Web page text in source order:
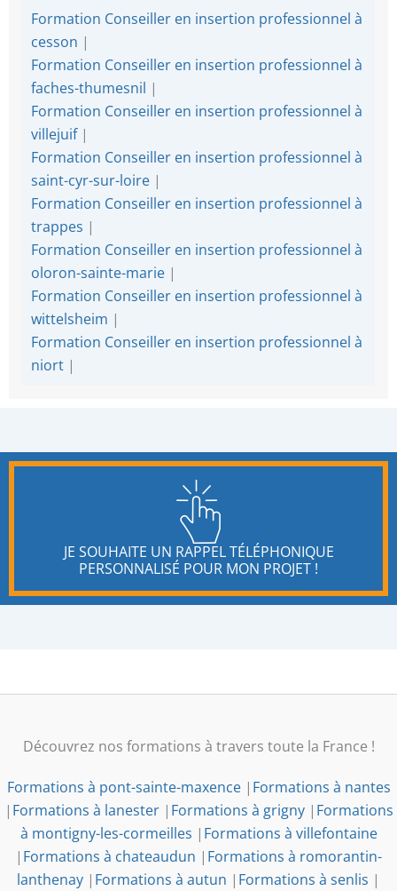
Formation Conseiller en insertion professionnel à
cesson |
Formation Conseiller en insertion professionnel à
faches-thumesnil |
Formation Conseiller en insertion professionnel à
villejuif|
Formation Conseiller en insertion professionnel à
saint-cyr-sur-loire |
Formation Conseiller en insertion professionnel à
trappes |
Formation Conseiller en insertion professionnel à
oloron-sainte-marie |
Formation Conseiller en insertion professionnel à
wittelsheim |
Formation Conseiller en insertion professionnel à
niort |
JE SOUHAITE UN RAPPEL TÉLÉPHONIQUE
PERSONNALISÉ POUR MON PROJET !
Découvrez nos formations à travers toute la France !
Formations à pont-sainte-maxence| Formations à nantes
| Formations à lanester| Formations à grigny| Formations
à montigny-les-cormeilles | Formations à villefontaine
| Formations à chateaudun | Formations à romorantin-
lanthenay | Formations à autun | Formations à senlis |